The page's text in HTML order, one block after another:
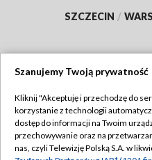
SZCZECIN /
Abonament TVP
Szanujemy Twoją prywatność
Kliknij "Akceptuję i przechodzę do
korzystanie z technologii
dostęp do informacji na Twoim
przechowywanie oraz na
nas, czyli Telewizję Polską S.A. w